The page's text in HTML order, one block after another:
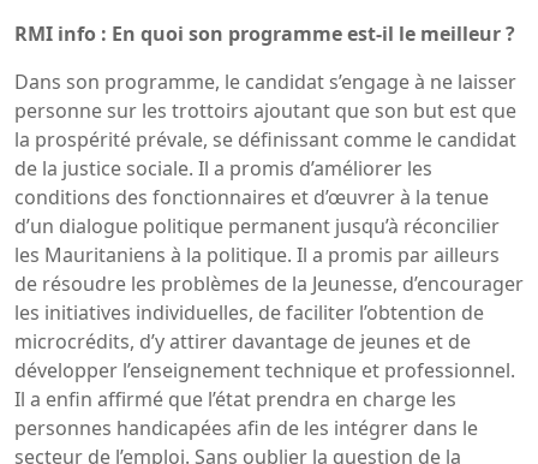
RMI info : En quoi son programme est-il le meilleur ?
Dans son programme, le candidat s’engage à ne laisser
personne sur les trottoirs ajoutant que son but est que
la prospérité prévale, se définissant comme le candidat
de la justice sociale. Il a promis d’améliorer les
conditions des fonctionnaires et d’œuvrer à la tenue
d’un dialogue politique permanent jusqu’à réconcilier
les Mauritaniens à la politique. Il a promis par ailleurs
de résoudre les problèmes de la Jeunesse, d’encourager
les initiatives individuelles, de faciliter l’obtention de
microcrédits, d’y attirer davantage de jeunes et de
développer l’enseignement technique et professionnel.
Il a enfin affirmé que l’état prendra en charge les
personnes handicapées afin de les intégrer dans le
secteur de l’emploi. Sans oublier la question de la